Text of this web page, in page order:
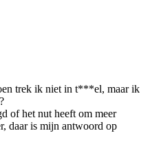
trek ik niet in t***el, maar ik
of het nut heeft om meer
daar is mijn antwoord op